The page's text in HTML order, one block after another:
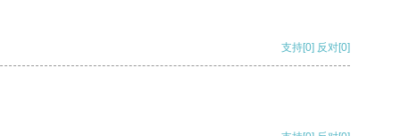
支持[0] 反对[0]